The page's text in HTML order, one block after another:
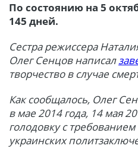
По состоянию на 5
145 дней.
Сестра режиссера
Олег Сенцов написал
творчество в случае
Как сообщалось, Олег
в мае 2014 года, 14 мая
голодовку с требованием
украинских